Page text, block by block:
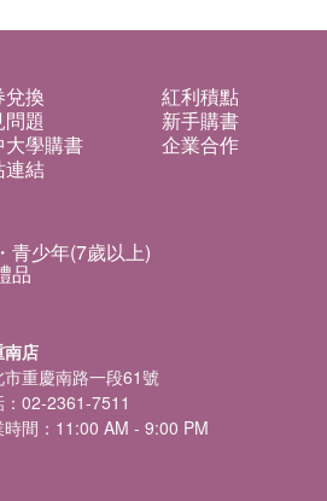
兌換
紅利積點
題
新手購書
大學購書
企業合作
連結
青少年(7歲以上)
品
南店
市重慶南路一段61號
：02-2361-7511
時間：11:00 AM - 9:00 PM